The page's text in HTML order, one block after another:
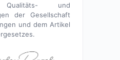
und
der Gesellschaft
und dem Artikel